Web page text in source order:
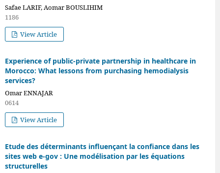
Safae LARIF, Aomar BOUSLIHIM
1186
View Article
Experience of public-private partnership in healthcare in
Morocco: What lessons from purchasing hemodialysis
services?
Omar ENNAJAR
0614
View Article
Etude des déterminants influençant la confiance dans les
sites web e-gov : Une modélisation par les équations
structurelles